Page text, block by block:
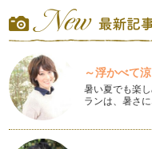
と、何かやらせてみたく
全てが安い！アメリカの
12月に入ると日本でもと
ね。小さな子どもがいる
虫歯にさよなら！アメリ
「芸能人は歯が命」 い
「芸…
～浮かべて
暑い夏でも楽
ランは、暑さ